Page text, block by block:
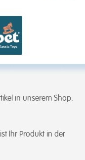
in unserem Shop.
Ihr Produkt in der